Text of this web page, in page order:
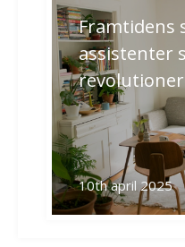
Framtidens
assistenter
10th april 2025